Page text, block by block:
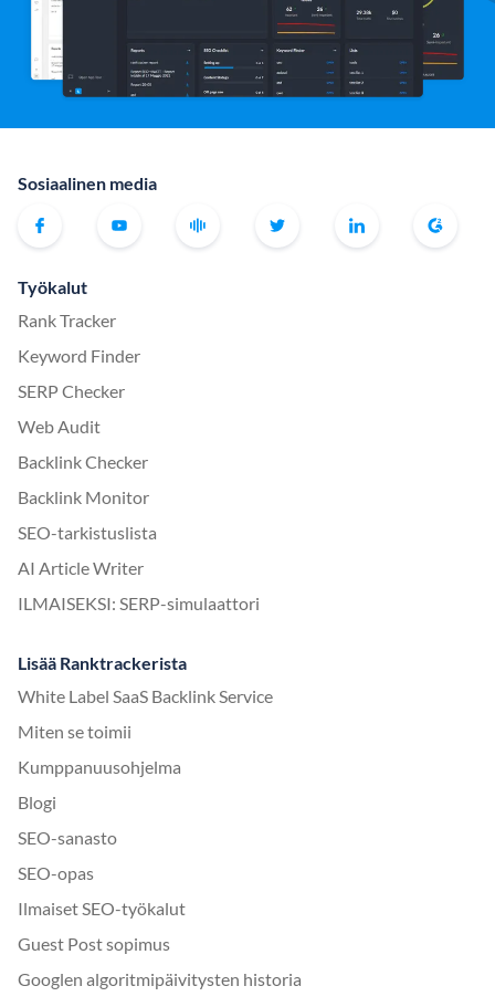
Sosiaalinen media
Työkalut
Rank Tracker
Keyword Finder
SERP Checker
Web Audit
Backlink Checker
Backlink Monitor
SEO-tarkistuslista
AI Article Writer
ILMAISEKSI: SERP-simulaattori
Lisää Ranktrackerista
White Label SaaS Backlink Service
Miten se toimii
Kumppanuusohjelma
Blogi
SEO-sanasto
SEO-opas
Ilmaiset SEO-työkalut
Guest Post sopimus
Googlen algoritmipäivitysten historia